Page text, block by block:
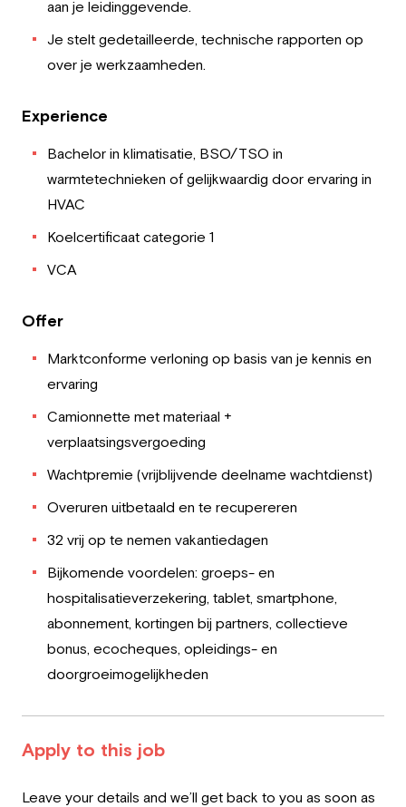
aan je leidinggevende.
Je stelt gedetailleerde, technische rapporten op
over je werkzaamheden.
Experience
Bachelor in klimatisatie, BSO/TSO in
warmtetechnieken of gelijkwaardig door ervaring in
HVAC
Koelcertificaat categorie 1
VCA
Offer
Marktconforme verloning op basis van je kennis en
ervaring
Camionnette met materiaal +
verplaatsingsvergoeding
Wachtpremie (vrijblijvende deelname wachtdienst)
Overuren uitbetaald en te recupereren
32 vrij op te nemen vakantiedagen
Bijkomende voordelen: groeps- en
hospitalisatieverzekering, tablet, smartphone,
abonnement, kortingen bij partners, collectieve
bonus, ecocheques, opleidings- en
doorgroeimogelijkheden
Apply to this job
Leave your details and we’ll get back to you as soon as